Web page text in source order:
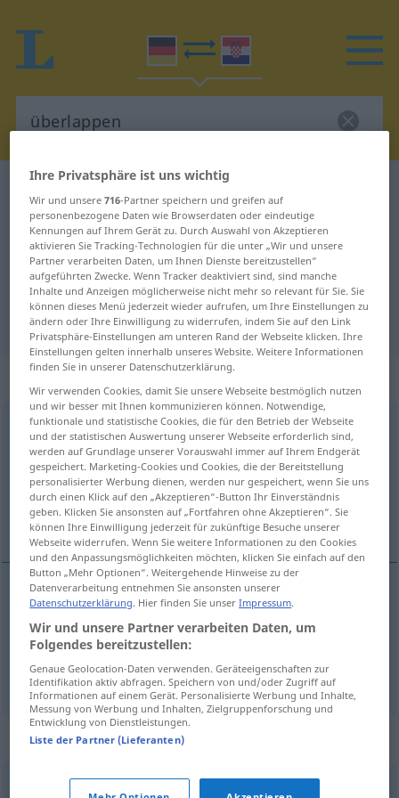
Deutsch-Kroatisch Wörterbuch
Deutsch-Kroatisch Übersetzung für
"überlappen"
"überlappen" Kroatisch
Übersetzung
„überlappen“
überlappen
Übersicht aller Übersetzungen
(Für mehr Details die Übersetzung anklicken/antippen)
preklopiti se
Beispiele
sich überlappen
preklopiti
Synonyme für "überlappen"
Ihre Privatsphäre ist uns wichtig
Wir und unsere716-Partner speichern und greifen auf
personenbezogene Daten wie Browserdaten oder eindeutige
Kennungen auf Ihrem Gerät zu. Durch Auswahl von Akzeptieren
aktivieren Sie Tracking-Technologien für die unter „Wir und unsere
Partner verarbeiten Daten, um Ihnen Dienste bereitzustellen“
aufgeführten Zwecke. Wenn Tracker deaktiviert sind, sind manche
Inhalte und Anzeigen möglicherweise nicht mehr so relevant für Sie. Sie
können dieses Menü jederzeit wieder aufrufen, um Ihre Einstellungen zu
ändern oder Ihre Einwilligung zu widerrufen, indem Sie auf den Link
Privatsphäre-Einstellungen am unteren Rand der Webseite klicken. Ihre
Einstellungen gelten innerhalb unseres Website. Weitere Informationen
finden Sie in unserer Datenschutzerklärung.
Wir verwenden Cookies, damit Sie unsere Webseite bestmöglich nutzen
und wir besser mit Ihnen kommunizieren können. Notwendige,
funktionale und statistische Cookies, die für den Betrieb der Webseite
und der statistischen Auswertung unserer Webseite erforderlich sind,
werden auf Grundlage unserer Vorauswahl immer auf Ihrem Endgerät
gespeichert. Marketing-Cookies und Cookies, die der Bereitstellung
personalisierter Werbung dienen, werden nur gespeichert, wenn Sie uns
durch einen Klick auf den „Akzeptieren“-Button Ihr Einverständnis
geben. Klicken Sie ansonsten auf „Fortfahren ohne Akzeptieren“. Sie
können Ihre Einwilligung jederzeit für zukünftige Besuche unserer
Webseite widerrufen. Wenn Sie weitere Informationen zu den Cookies
und den Anpassungsmöglichkeiten möchten, klicken Sie einfach auf den
Button „Mehr Optionen“. Weitergehende Hinweise zu der
Datenverarbeitung entnehmen Sie ansonsten unserer
Datenschutzerklärung. Hier finden Sie unserImpressum.
Wir und unsere Partner verarbeiten Daten, um
Folgendes bereitzustellen:
Genaue Geolocation-Daten verwenden. Geräteeigenschaften zur
Identifikation aktiv abfragen. Speichern von und/oder Zugriff auf
Informationen auf einem Gerät. Personalisierte Werbung und Inhalte,
Messung von Werbung und Inhalten, Zielgruppenforschung und
Entwicklung von Dienstleistungen.
Liste der Partner (Lieferanten)